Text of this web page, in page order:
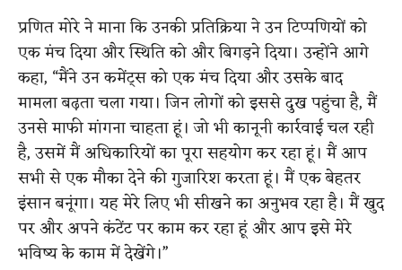
प्रणित मोरे ने माना कि उनकी प्रतिक्रिया ने उन टिप्पणियों को
एक मंच दिया और स्थिति को और बिगड़ने दिया। उन्होंने आगे
कहा, “मैंने उन कमेंट्स को एक मंच दिया और उसके बाद
मामला बढ़ता चला गया। जिन लोगों को इससे दुख पहुंचा है, मैं
उनसे माफी मांगना चाहता हूं। जो भी कानूनी कार्रवाई चल रही
है, उसमें मैं अधिकारियों का पूरा सहयोग कर रहा हूं। मैं आप
सभी से एक मौका देने की गुजारिश करता हूं। मैं एक बेहतर
इंसान बनूंगा। यह मेरे लिए भी सीखने का अनुभव रहा है। मैं खुद
पर और अपने कंटेंट पर काम कर रहा हूं और आप इसे मेरे
भविष्य के काम में देखेंगे।”